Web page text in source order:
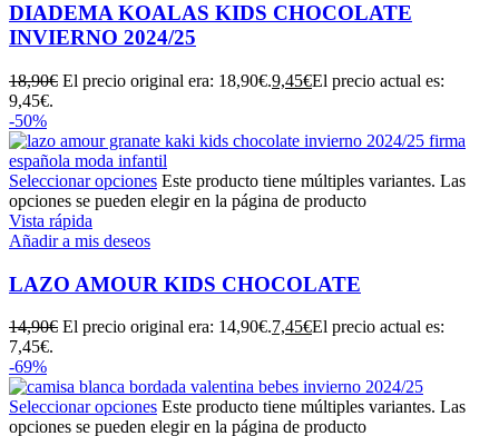
DIADEMA KOALAS KIDS CHOCOLATE
INVIERNO 2024/25
18,90€ El precio original era: 18,90€.9,45€El precio actual es:
9,45€.
-50%
Seleccionar opciones Este producto tiene múltiples variantes. Las
opciones se pueden elegir en la página de producto
Vista rápida
Añadir a mis deseos
LAZO AMOUR KIDS CHOCOLATE
14,90€ El precio original era: 14,90€.7,45€El precio actual es:
7,45€.
-69%
Seleccionar opciones Este producto tiene múltiples variantes. Las
opciones se pueden elegir en la página de producto